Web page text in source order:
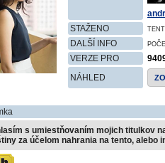
STAŽENO
DALŠÍ INFO
VERZE PRO
NÁHLED
s umiestňovaním mojich titulkov
za účelom nahrania na tento, alebo